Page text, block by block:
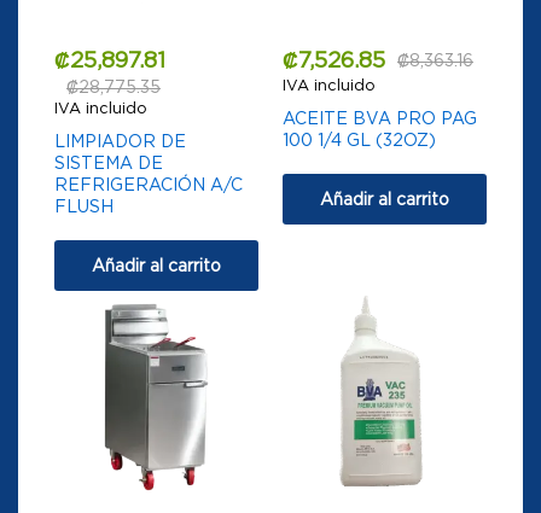
₡25,897.81
₡28,775.35
IVA incluido
LIMPIADOR DE
SISTEMA DE
REFRIGERACIÓN A/C
FLUSH
Añadir al carrito
₡7,526.85 ₡8,363.16
IVA incluido
ACEITE BVA PRO PAG
100 1/4 GL (32OZ)
Añadir al carrito